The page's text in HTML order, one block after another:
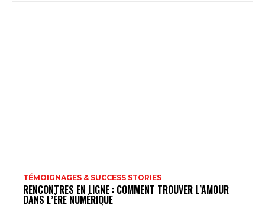
TÉMOIGNAGES & SUCCESS STORIES
RENCONTRES EN LIGNE : COMMENT TROUVER L’AMOUR
DANS L’ÈRE NUMÉRIQUE